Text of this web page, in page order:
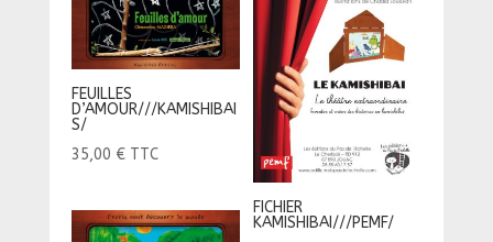
FEUILLES
D’AMOUR///KAMISHIBAI
S/
35,00 € TTC
FICHIER
KAMISHIBAI///PEMF/